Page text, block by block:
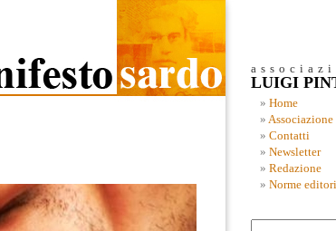
LUIGI
Home
Associazione
Contatti
Newsletter
Redazione
Norme